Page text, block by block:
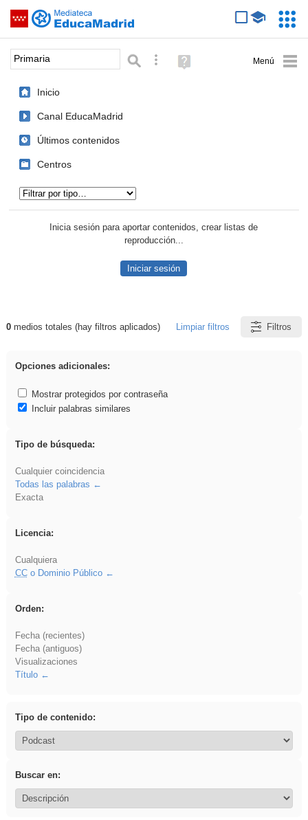
Saltar navegación
Palabra o frase: Búsqueda avanzada
Ayuda
(en
Inicio
Canal EducaMadrid
Últimos contenidos
Centros
Inicia sesión para aportar contenidos, crear listas de
reproducción...
Iniciar sesión
Resultados de: Primaria
0medios totales (hay filtros aplicados) Limpiar filtros Filtros
Opciones adicionales:
Mostrar protegidos por contraseña
Incluir palabras similares
Tipo de búsqueda:
Cualquier coincidencia
Todas las palabras
Exacta
Licencia:
Cualquiera
CCo Dominio Público
Orden:
Fecha (recientes)
Fecha (antiguos)
Visualizaciones
Título
Tipo de contenido:
Buscar en: